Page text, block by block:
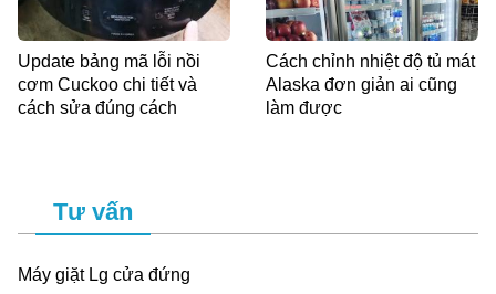
Update bảng mã lỗi nồi
cơm Cuckoo chi tiết và
cách sửa đúng cách
Cách chỉnh nhiệt độ tủ mát
Alaska đơn giản ai cũng
làm được
Tư vấn
Máy giặt Lg cửa đứng